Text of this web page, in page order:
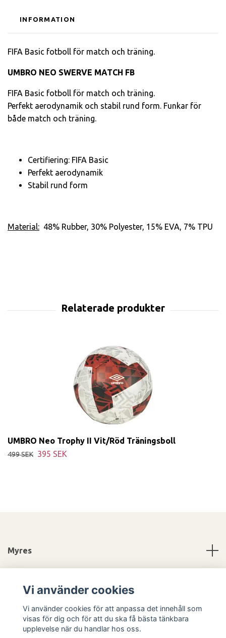
INFORMATION
FIFA Basic fotboll för match och träning.
UMBRO NEO SWERVE MATCH FB
FIFA Basic fotboll för match och träning.
Perfekt aerodynamik och stabil rund form. Funkar för
både match och träning.
Certifiering: FIFA Basic
Perfekt aerodynamik
Stabil rund form
Material: 48% Rubber, 30% Polyester, 15% EVA, 7% TPU
UMBRO Neo Trophy II Vit/Röd Träningsboll
499 SEK 395 SEK
Myres
Sociala medier
Vi använder cookies
Vi använder cookies för att anpassa det innehåll som
visas för dig och för att du ska få bästa tänkbara
upplevelse när du handlar hos oss.